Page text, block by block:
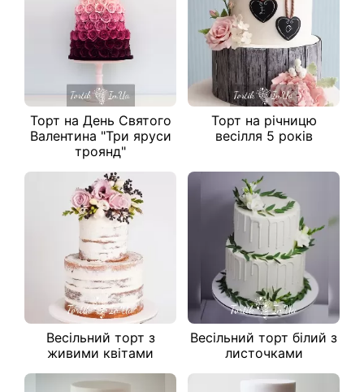
Торт на День Святого
Валентина "Три яруси
троянд"
Торт на річницю
весілля 5 років
Весільний торт з
живими квітами
Весільний торт білий з
листочками